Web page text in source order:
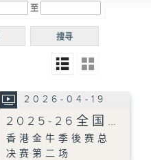
电台
普通
至
搜寻
2026-04-19
2025-26全国…
香港金牛季後赛总
决赛第二场